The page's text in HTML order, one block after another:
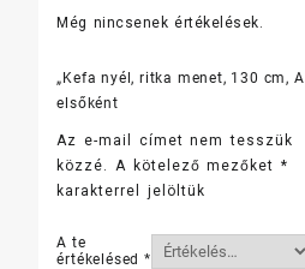
Még nincsenek értékelések.
„Kefa nyél, ritka menet, 130 cm,
elsőként
Az e-mail címet nem tesszük
közzé.
A kötelező mezőket *
karakterrel jelöltük
A te
értékelésed*